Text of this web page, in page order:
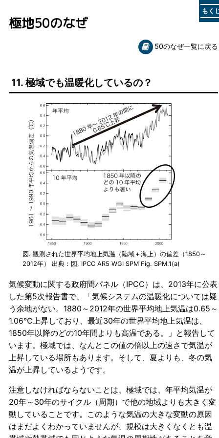
もく
極地50のなぜ
50のなぜ一覧に戻る
11. 極域でも温暖化しているの？
図. 観測された世界平均地上気温（陸域＋海上）の偏差（1850～
2012年） 出典：図, IPCC AR5 WGⅠ SPM Fig. SPM.1(a)
気候変動に関する政府間パネル（IPCC）は、2013年に公表
した第5次報告書で、「気候システムの温暖化については疑
う余地がない。1880～2012年の世界平均地上気温は0.65～
1.06℃上昇しており、最近30年の世界平均地上気温は、
1850年以降のどの10年間よりも高温である。」と報告して
います。極域では、なんとこの値の倍以上の速さで気温が
上昇している場所もあります。そして、夏よりも、冬の気
温が上昇しているようです。
注意しなければならないことは、極域では、年平均気温が
20年～30年のサイクル（周期）で他の地域よりも大きく変
動していることです。このような気温の大きな変動の原因
はまだよくわかっていませんが、規模は大きくなくとも温